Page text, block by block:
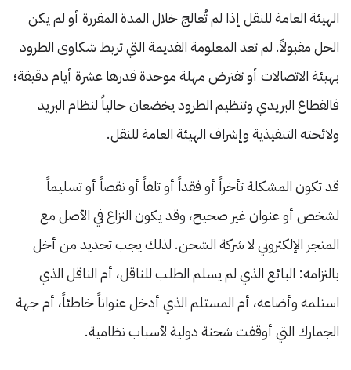
الهيئة العامة للنقل إذا لم تُعالج خلال المدة المقررة أو لم يكن
الحل مقبولاً. لم تعد المعلومة القديمة التي تربط شكاوى الطرود
بهيئة الاتصالات أو تفترض مهلة موحدة قدرها عشرة أيام دقيقة؛
فالقطاع البريدي وتنظيم الطرود يخضعان حالياً لنظام البريد
ولائحته التنفيذية وإشراف الهيئة العامة للنقل.
قد تكون المشكلة تأخراً أو فقداً أو تلفاً أو نقصاً أو تسليماً
لشخص أو عنوان غير صحيح، وقد يكون النزاع في الأصل مع
المتجر الإلكتروني لا شركة الشحن. لذلك يجب تحديد من أخل
بالتزامه: البائع الذي لم يسلم الطلب للناقل، أم الناقل الذي
استلمه وأضاعه، أم المستلم الذي أدخل عنواناً خاطئاً، أم جهة
الجمارك التي أوقفت شحنة دولية لأسباب نظامية.